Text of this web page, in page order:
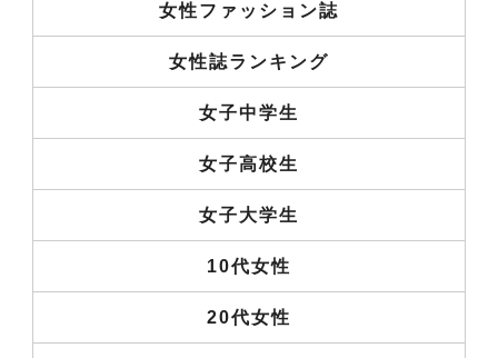
女性ファッション誌
女性誌ランキング
女子中学生
女子高校生
女子大学生
10代女性
20代女性